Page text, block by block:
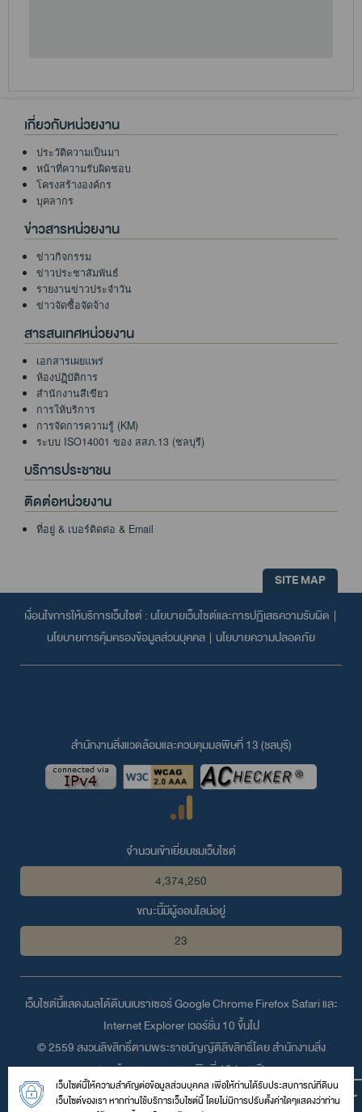
เกี่ยวกับหน่วยงาน
ประวัติความเป็นมา
หน้าที่ความรับผิดชอบ
โครงสร้างองค์กร
บุคลากร
ข่าวสารหน่วยงาน
ข่าวกิจกรรม
ข่าวประชาสัมพันธ์
รายงานข่าวประจำวัน
ข่าวจัดซื้อจัดจ้าง
สารสนเทศหน่วยงาน
เอกสารเผยแพร่
ห้องปฏฺิบัติการ
สำนักงานสีเขียว
การให้บริการ
การจัดการความรู้ (KM)
ระบบ ISO14001 ของ สสภ.13 (ชลบุรี)
บริการประชาชน
ติดต่อหน่วยงาน
ที่อยู่ & เบอร์ติดต่อ & Email
SITE MAP
เงื่อนไขการให้บริการเว็บไซต์ : นโยบายเว็บไซต์และการปฏิเสธความรับผิด |
นโยบายการคุ้มครองข้อมูลส่วนบุคคล | นโยบายความปลอดภัย
สำนักงานสิ่งแวดล้อมและควบคุมมลพิษที่ 13 (ชลบุรี)
จำนวนเข้าเยี่ยมชมเว็บไซต์
4,374,250
ขณะนี้มีผู้ออนไลน์อยู่
23
เว็บไซต์นี้แสดงผลได้ดีบนเบราเซอร์Google ChromeFirefoxSafariและ
Internet Explorerเวอร์ชั่น 10 ขึ้นไป
© 2559 สงวนลิขสิทธิ์ตามพระราชบัญญัติลิขสิทธิ์โดย สำนักงานสิ่ง
แวดล้อมและควบคุมมลพิษที่ 13 (ชลบุรี)
เลขที่ 31/2 หมู่ 4 ถนนพระยาสัจจา ตำบลบ้านสวน อำเภอเมือง จังหวัด
เว็บไซต์นี้ให้ความสำคัญต่อข้อมูลส่วนบุคคล เพื่อให้ท่านได้รับประสบการณ์ที่ดีบน
เว็บไซต์ของเรา หากท่านใช้บริการเว็บไซต์นี้ โดยไม่มีการปรับตั้งค่าใดๆแสดงว่าท่าน